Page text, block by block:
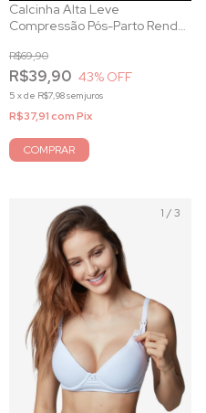
Calcinha Alta Leve
Compressão Pós-Parto Renda
R$39,90
R$69,90
43% OFF
5 xde R$7,98sem juros
R$37,91comPix
COMPRAR
1 /3